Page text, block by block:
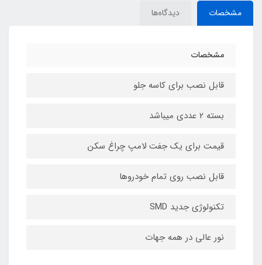
مشخصات دیدگاه‌ها
مشخصات
قابل نصب برای کاسه جلو
بسته 2 عددی میباشد
قیمت برای یک جفت لامپ چراغ سکن
قابل نصب روی تمام خودروها
تکنولوژی جدید SMD
نور عالی در همه جهات